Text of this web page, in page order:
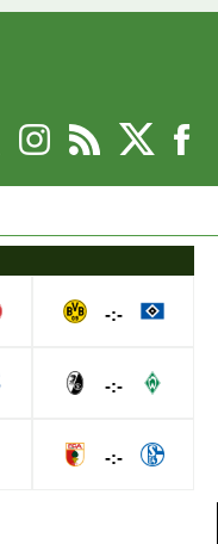
-:-
-:-
-:-